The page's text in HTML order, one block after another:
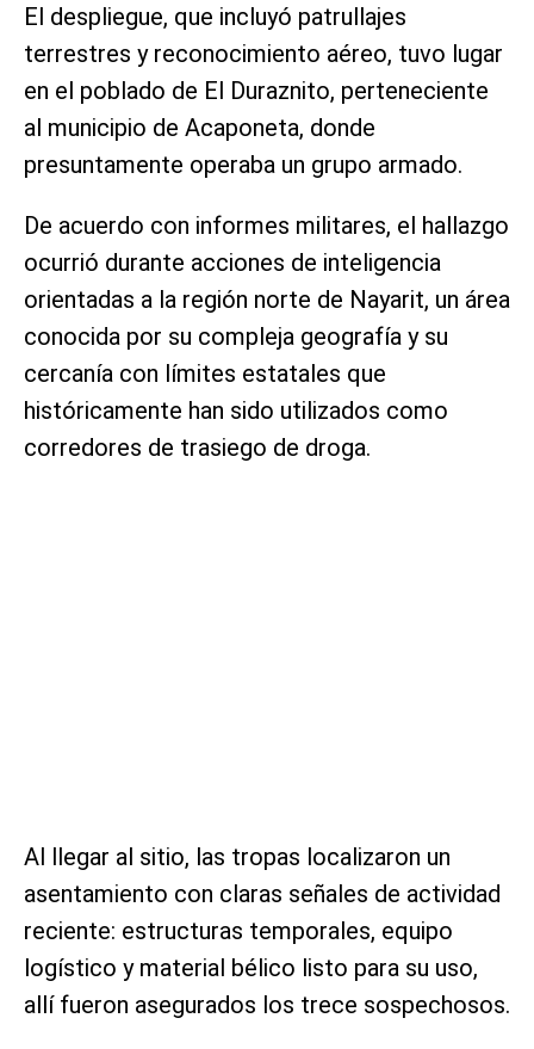
El despliegue, que incluyó patrullajes
terrestres y reconocimiento aéreo, tuvo lugar
en el poblado de El Duraznito, perteneciente
al municipio de Acaponeta, donde
presuntamente operaba un grupo armado.
De acuerdo con informes militares, el hallazgo
ocurrió durante acciones de inteligencia
orientadas a la región norte de Nayarit, un área
conocida por su compleja geografía y su
cercanía con límites estatales que
históricamente han sido utilizados como
corredores de trasiego de droga.
Al llegar al sitio, las tropas localizaron un
asentamiento con claras señales de actividad
reciente: estructuras temporales, equipo
logístico y material bélico listo para su uso,
allí fueron asegurados los trece sospechosos.